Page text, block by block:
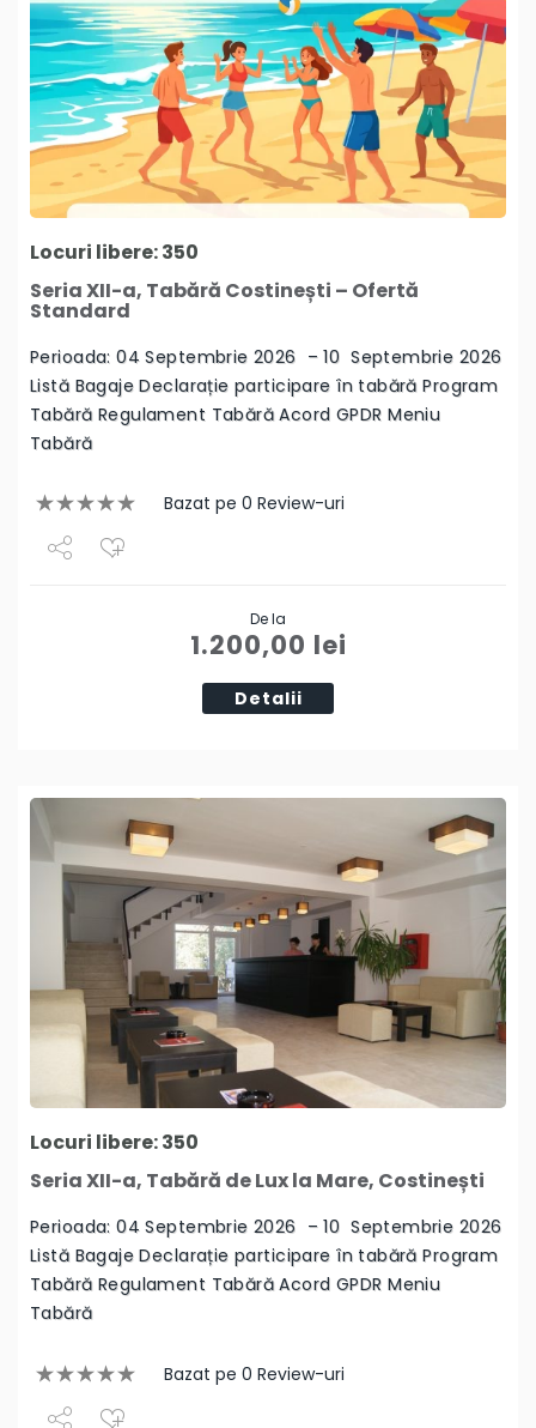
Locuri libere: 350
Seria XII-a, Tabără Costinești – Ofertă
Standard
Perioada: 04 Septembrie 2026 – 10 Septembrie 2026
Listă Bagaje Declarație participare în tabără Program
Tabără Regulament Tabără Acord GPDR Meniu
Tabără
Bazat pe 0 Review-uri
De la
1.200,00 lei
Detalii
Locuri libere: 350
Seria XII-a, Tabără de Lux la Mare, Costinești
Perioada: 04 Septembrie 2026 – 10 Septembrie 2026
Listă Bagaje Declarație participare în tabără Program
Tabără Regulament Tabără Acord GPDR Meniu
Tabără
Bazat pe 0 Review-uri